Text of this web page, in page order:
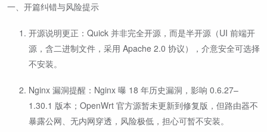
一、开篇纠错与风险提示
开源说明更正：Quick 并非完全开源，而是半开源（UI 前端开
源，含二进制文件，采用 Apache 2.0 协议），介意安全可选择
不安装。
Nginx 漏洞提醒：Nginx 曝 18 年历史漏洞，影响 0.6.27–
1.30.1 版本；OpenWrt 官方源暂未更新到修复版，但路由器不
暴露公网、无内网穿透，风险极低，担心可暂不安装。